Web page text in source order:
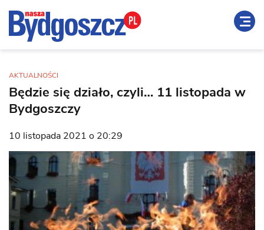
AKTUALNOŚCI
Będzie się działo, czyli… 11 listopada w
Bydgoszczy
10 listopada 2021 o 20:29